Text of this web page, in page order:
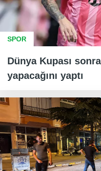
SPOR
Dünya Kupası
yapacağını yaptı